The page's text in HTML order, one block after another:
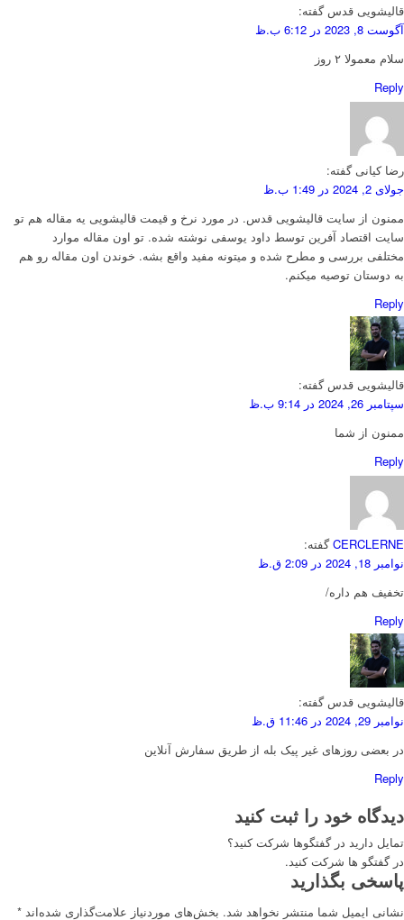
قالیشویی قدس گفته:
آگوست 8, 2023 در 6:12 ب.ظ
سلام معمولا ۲ روز
Reply
رضا کیانی گفته:
جولای 2, 2024 در 1:49 ب.ظ
ممنون از سایت قالیشویی قدس. در مورد نرخ و قیمت قالیشویی یه مقاله هم تو
سایت اقتصاد آفرین توسط داود یوسفی نوشته شده. تو اون مقاله موارد
مختلفی بررسی و مطرح شده و میتونه مفید واقع بشه. خوندن اون مقاله رو هم
به دوستان توصیه میکنم.
Reply
قالیشویی قدس گفته:
سپتامبر 26, 2024 در 9:14 ب.ظ
ممنون از شما
Reply
CERCLERNE گفته:
نوامبر 18, 2024 در 2:09 ق.ظ
تخفیف هم داره/
Reply
قالیشویی قدس گفته:
نوامبر 29, 2024 در 11:46 ق.ظ
در بعضی روزهای غیر پیک بله از طریق سفارش آنلاین
Reply
دیدگاه خود را ثبت کنید
تمایل دارید در گفتگوها شرکت کنید؟
در گفتگو ها شرکت کنید.
پاسخی بگذارید
نشانی ایمیل شما منتشر نخواهد شد. بخش‌های موردنیاز علامت‌گذاری شده‌اند *